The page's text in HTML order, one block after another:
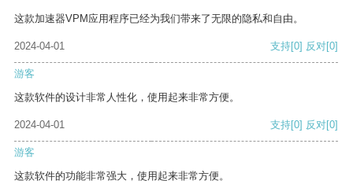
这款加速器VPM应用程序已经为我们带来了无限的隐私和自由。
2024-04-01 支持[0] 反对[0]
游客
这款软件的设计非常人性化，使用起来非常方便。
2024-04-01 支持[0] 反对[0]
游客
这款软件的功能非常强大，使用起来非常方便。